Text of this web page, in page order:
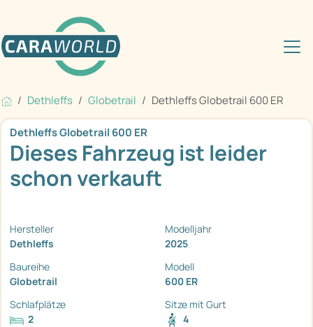
Dethleffs Globetrail Dethleffs Globetrail 600 ER
Dethleffs Globetrail 600 ER
Dieses Fahrzeug ist leider
schon verkauft
Hersteller
Dethleffs
Modelljahr
2025
Baureihe
Globetrail
Modell
600 ER
Schlafplätze
2
Sitze mit Gurt
4